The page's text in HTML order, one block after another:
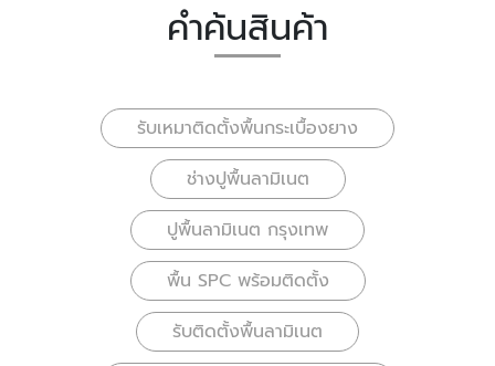
คำค้นสินค้า
รับเหมาติดตั้งพื้นกระเบื้องยาง
ช่างปูพื้นลามิเนต
ปูพื้นลามิเนต กรุงเทพ
พื้น SPC พร้อมติดตั้ง
รับติดตั้งพื้นลามิเนต